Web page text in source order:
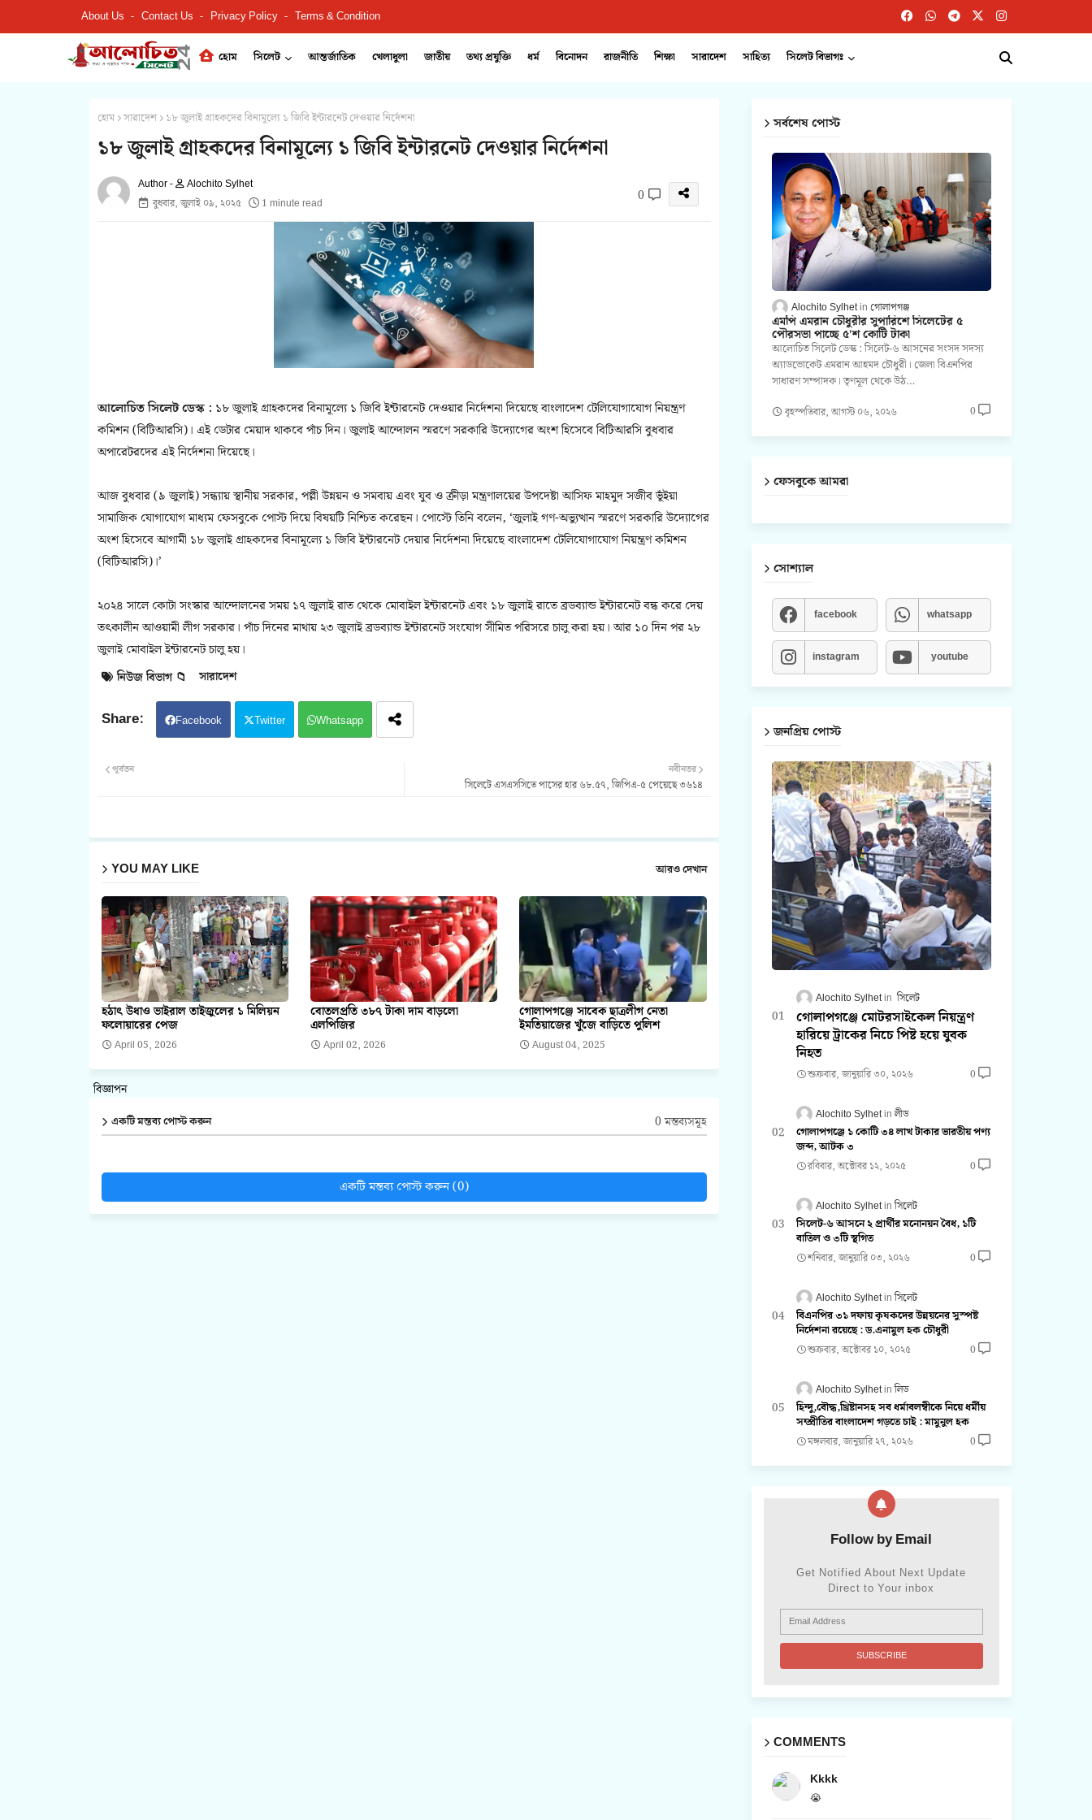
About Us Contact Us Privacy Policy Terms & Condition
হোম সিলেট আন্তর্জাতিক খেলাধুলা জাতীয় তথ্য প্রযুক্তি ধর্ম বিনোদন রাজনীতি শিক্ষা সারাদেশ সাহিত্য সিলেট বিভাগঃ
হোম সারাদেশ ১৮ জুলাই গ্রাহকদের বিনামূল্যে ১ জিবি ইন্টারনেট দেওয়ার নির্দেশনা
১৮ জুলাই গ্রাহকদের বিনামূল্যে ১ জিবি ইন্টারনেট দেওয়ার নির্দেশনা
Alochito Sylhet
বুধবার, জুলাই ০৯, ২০২৫
1 minute read 0
আলোচিত সিলেট ডেস্ক : ১৮ জুলাই গ্রাহকদের বিনামূল্যে ১ জিবি ইন্টারনেট দেওয়ার নির্দেশনা দিয়েছে বাংলাদেশ টেলিযোগাযোগ নিয়ন্ত্রণ
কমিশন (বিটিআরসি)। এই ডেটার মেয়াদ থাকবে পাঁচ দিন। জুলাই আন্দোলন স্মরণে সরকারি উদ্যোগের অংশ হিসেবে বিটিআরসি বুধবার
অপারেটরদের এই নির্দেশনা দিয়েছে।
আজ বুধবার (৯ জুলাই) সন্ধ্যায় স্থানীয় সরকার, পল্লী উন্নয়ন ও সমবায় এবং যুব ও ক্রীড়া মন্ত্রণালয়ের উপদেষ্টা আসিফ মাহমুদ সজীব ভূঁইয়া
সামাজিক যোগাযোগ মাধ্যম ফেসবুকে পোস্ট দিয়ে বিষয়টি নিশ্চিত করেছন। পোস্টে তিনি বলেন, ‘জুলাই গণ-অভ্যুত্থান স্মরণে সরকারি উদ্যোগের
অংশ হিসেবে আগামী ১৮ জুলাই গ্রাহকদের বিনামূল্যে ১ জিবি ইন্টারনেট দেয়ার নির্দেশনা দিয়েছে বাংলাদেশ টেলিযোগাযোগ নিয়ন্ত্রণ কমিশন
(বিটিআরসি)।’
২০২৪ সালে কোটা সংস্কার আন্দোলনের সময় ১৭ জুলাই রাত থেকে মোবাইল ইন্টারনেট এবং ১৮ জুলাই রাতে ব্রডব্যান্ড ইন্টারনেট বন্ধ করে দেয়
তৎকালীন আওয়ামী লীগ সরকার। পাঁচ দিনের মাথায় ২৩ জুলাই ব্রডব্যান্ড ইন্টারনেট সংযোগ সীমিত পরিসরে চালু করা হয়। আর ১০ দিন পর ২৮
জুলাই মোবাইল ইন্টারনেট চালু হয়।
নিউজ বিভাগ 📁 সারাদেশ
Facebook Twitter Whatsapp
নবীনতর
সিলেটে এসএসসিতে পাসের হার ৬৮.৫৭, জিপিএ-৫ পেয়েছে ৩৬১৪
পূর্বতন
YOU MAY LIKE আরও দেখান
হঠাৎ উধাও ভাইরাল তাইজুলের ১ মিলিয়ন
ফলোয়ারের পেজ
April 05, 2026
বোতলপ্রতি ৩৮৭ টাকা দাম বাড়লো
এলপিজির
April 02, 2026
গোলাপগঞ্জে সাবেক ছাত্রলীগ নেতা
ইমতিয়াজের খুঁজে বাড়িতে পুলিশ
August 04, 2025
বিজ্ঞাপন
একটি মন্তব্য পোস্ট করুন 0 মন্তব্যসমূহ
একটি মন্তব্য পোস্ট করুন (0)
সর্বশেষ পোস্ট
Alochito Sylhet গোলাপগঞ্জ
এমপি এমরান চৌধুরীর সুপারিশে সিলেটের ৫
পৌরসভা পাচ্ছে ৫'শ কোটি টাকা
আলোচিত সিলেট ডেস্ক : সিলেট-৬ আসনের সংসদ সদস্য
অ্যাডভোকেট এমরান আহমদ চৌধুরী। জেলা বিএনপির
সাধারণ সম্পাদক। তৃণমূল থেকে উঠ…
বৃহস্পতিবার, আগস্ট ০৬, ২০২৬ 0
ফেসবুকে আমরা
সোশ্যাল
facebook whatsapp
instagram youtube
জনপ্রিয় পোস্ট
Alochito Sylhet সিলেট
গোলাপগঞ্জে মোটরসাইকেল নিয়ন্ত্রণ
হারিয়ে ট্রাকের নিচে পিষ্ট হয়ে যুবক
নিহত
শুক্রবার, জানুয়ারি ৩০, ২০২৬ 0
Alochito Sylhet লীড
গোলাপগঞ্জে ১ কোটি ৩৪ লাখ টাকার ভারতীয় পণ্য
জব্দ, আটক ৩
রবিবার, অক্টোবর ১২, ২০২৫ 0
Alochito Sylhet সিলেট
সিলেট-৬ আসনে ২ প্রার্থীর মনোনয়ন বৈধ, ১টি
বাতিল ও ৩টি স্থগিত
শনিবার, জানুয়ারি ০৩, ২০২৬ 0
Alochito Sylhet সিলেট
বিএনপির ৩১ দফায় কৃষকদের উন্নয়নের সুস্পষ্ট
নির্দেশনা রয়েছে : ড.এনামুল হক চৌধুরী
শুক্রবার, অক্টোবর ১০, ২০২৫ 0
Alochito Sylhet লিড
হিন্দু,বৌদ্ধ,খ্রিষ্টানসহ সব ধর্মাবলম্বীকে নিয়ে ধর্মীয়
সম্প্রীতির বাংলাদেশ গড়তে চাই : মামুনুল হক
মঙ্গলবার, জানুয়ারি ২৭, ২০২৬ 0
Follow by Email
Get Notified About Next Update
Direct to Your inbox
COMMENTS
Kkkk
😭